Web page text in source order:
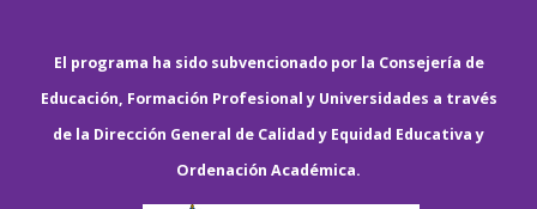
El programa ha sido subvencionado por la Consejería de
Educación, Formación Profesional y Universidades a través
de la Dirección General de Calidad y Equidad Educativa y
Ordenación Académica.